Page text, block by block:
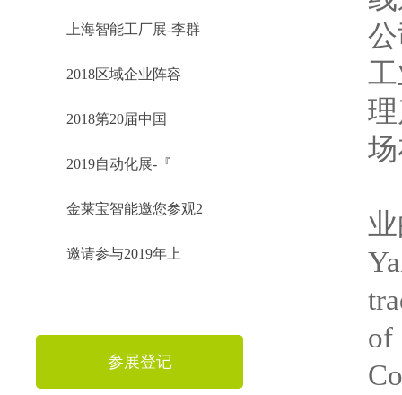
上海智能工厂展-李群
2018区域企业阵容
2018第20届中国
2019自动化展-『
金莱宝智能邀您参观2
邀请参与2019年上
参展登记
of